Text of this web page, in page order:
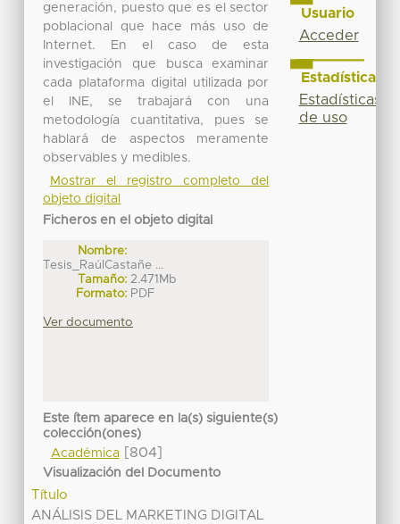
generación, puesto que es el sector
poblacional que hace más uso de
Internet. En el caso de esta
investigación que busca examinar
cada plataforma digital utilizada por
el INE, se trabajará con una
metodología cuantitativa, pues se
hablará de aspectos meramente
observables y medibles.
Mostrar el registro completo del
objeto digital
Ficheros en el objeto digital
Nombre:
Tesis_RaúlCastañe ...
Tamaño: 2.471Mb
Formato: PDF
Ver documento
Este ítem aparece en la(s) siguiente(s)
colección(ones)
Académica[804]
Visualización del Documento
Título
ANÁLISIS DEL MARKETING DIGITAL
Usuario
Acceder
Estadísticas
Estadísticas
de uso